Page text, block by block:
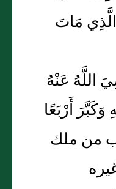
مَاتَ
اللَّهُ عَنْهُ
أَرْبَعًا
من ملك